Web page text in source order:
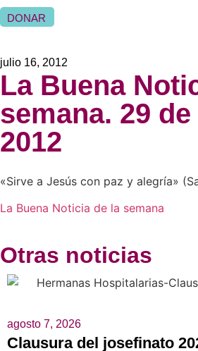
DONAR
julio 16, 2012
La Buena
semana. 29
2012
«Sirve a Jesús con paz y alegría»
La Buena Noticia de la semana
Otras noticias
agosto 7, 2026
Clausura del josefinato